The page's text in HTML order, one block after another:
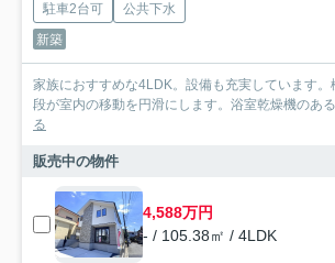
駐車2台可
公共下水
新築
家族におすすめな4LDK。設備も充実しています
段が室内の移動を円滑にします。浴室乾燥機のあ
る
販売中の物件
4,588万円
- / 105.38㎡ / 4LDK